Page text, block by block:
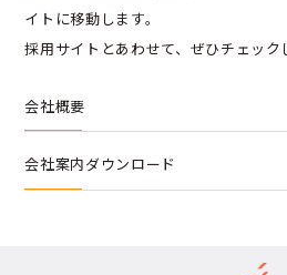
イトに移動します。
採用サイトとあわせて、ぜひチェック
会社概要
会社案内ダウンロード